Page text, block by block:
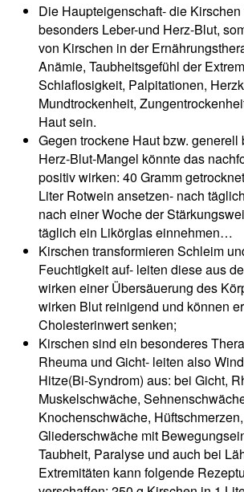
Die Haupteigenschaft- die
besonders Leber-und Herz-Blut,
von Kirschen in der
Anämie, Taubheitsgefühl der
Schlaflosigkeit, Palpitationen,
Mundtrockenheit,
Haut sein.
Gegen trockene Haut bzw. generell
Herz-Blut-Mangel könnte das
positiv wirken: 40 Gramm
Liter Rotwein ansetzen- nach
nach einer Woche der
täglich ein Likörglas einnehmen…
Kirschen transformieren Schleim
Feuchtigkeit auf- leiten diese aus
wirken einer Übersäuerung des
wirken Blut reinigend und können
Cholesterinwert senken;
Kirschen sind ein besonderes
Rheuma und Gicht- leiten also
Hitze(Bi-Syndrom) aus: bei Gicht,
Muskelschwäche,
Knochenschwäche,
Gliederschwäche mit
Taubheit, Paralyse und auch bei
Extremitäten kann folgende